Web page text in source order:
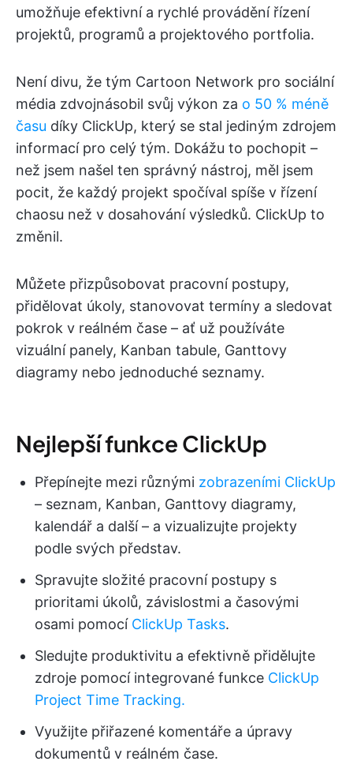
umožňuje efektivní a rychlé provádění řízení
projektů, programů a projektového portfolia.
Není divu, že tým Cartoon Network pro sociální
média zdvojnásobil svůj výkon za o 50 % méně
času díky ClickUp, který se stal jediným zdrojem
informací pro celý tým. Dokážu to pochopit –
než jsem našel ten správný nástroj, měl jsem
pocit, že každý projekt spočíval spíše v řízení
chaosu než v dosahování výsledků. ClickUp to
změnil.
Můžete přizpůsobovat pracovní postupy,
přidělovat úkoly, stanovovat termíny a sledovat
pokrok v reálném čase – ať už používáte
vizuální panely, Kanban tabule, Ganttovy
diagramy nebo jednoduché seznamy.
Nejlepší funkce ClickUp
Přepínejte mezi různými zobrazeními ClickUp
– seznam, Kanban, Ganttovy diagramy,
kalendář a další – a vizualizujte projekty
podle svých představ.
Spravujte složité pracovní postupy s
prioritami úkolů, závislostmi a časovými
osami pomocí ClickUp Tasks.
Sledujte produktivitu a efektivně přidělujte
zdroje pomocí integrované funkce ClickUp
Project Time Tracking.
Využijte přiřazené komentáře a úpravy
dokumentů v reálném čase.